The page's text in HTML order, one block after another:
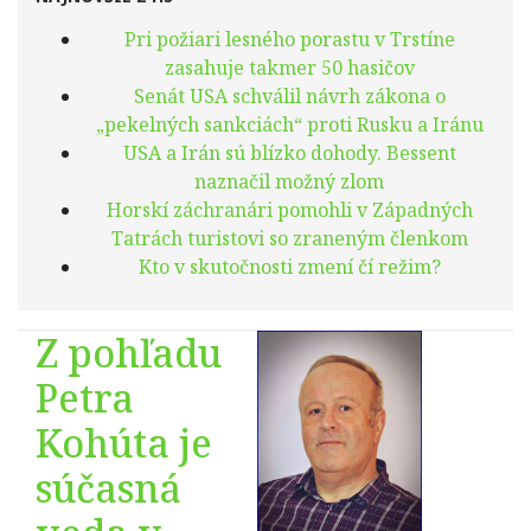
Pri požiari lesného porastu v Trstíne
zasahuje takmer 50 hasičov
Senát USA schválil návrh zákona o
„pekelných sankciách“ proti Rusku a Iránu
USA a Irán sú blízko dohody. Bessent
naznačil možný zlom
Horskí záchranári pomohli v Západných
Tatrách turistovi so zraneným členkom
Kto v skutočnosti zmení čí režim?
Z pohľadu
Petra
Kohúta je
súčasná